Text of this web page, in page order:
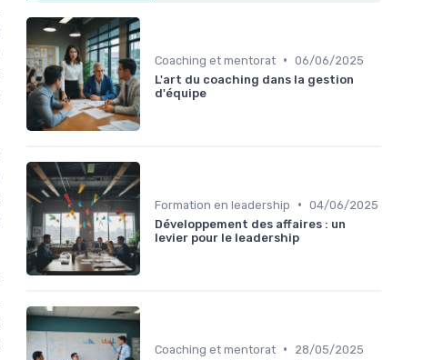
Coaching et mentorat • 06/06/2025
L'art du coaching dans la gestion
d'équipe
Formation en leadership • 04/06/2025
Développement des affaires : un
levier pour le leadership
Coaching et mentorat •
28/05/2025